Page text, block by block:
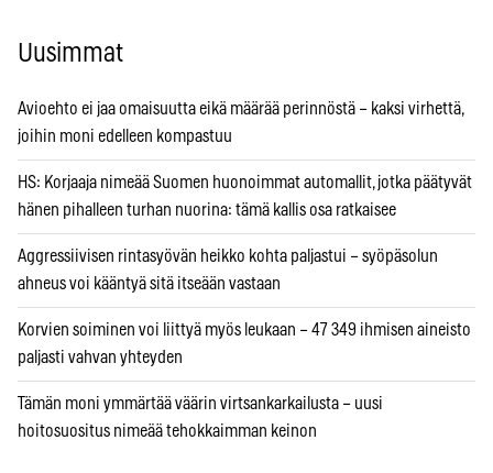
Uusimmat
Avioehto ei jaa omaisuutta eikä määrää perinnöstä – kaksi virhettä,
joihin moni edelleen kompastuu
HS: Korjaaja nimeää Suomen huonoimmat automallit, jotka päätyvät
hänen pihalleen turhan nuorina: tämä kallis osa ratkaisee
Aggressiivisen rintasyövän heikko kohta paljastui – syöpäsolun
ahneus voi kääntyä sitä itseään vastaan
Korvien soiminen voi liittyä myös leukaan – 47 349 ihmisen aineisto
paljasti vahvan yhteyden
Tämän moni ymmärtää väärin virtsankarkailusta – uusi
hoitosuositus nimeää tehokkaimman keinon